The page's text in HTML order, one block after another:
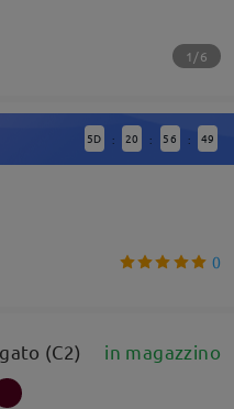
1/6
5D : 20 : 56 : 48
0
(C2) in magazzino